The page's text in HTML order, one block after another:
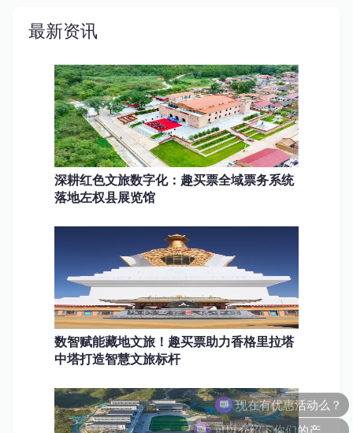
最新资讯
深耕红色文旅数字化：趣买票全域票务系统
落地左权县展览馆
数智赋能藏地文旅！趣买票助力香格里拉塔
中塔打造智慧文旅标杆
现在有优惠活动么？